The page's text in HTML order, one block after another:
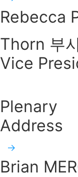
Rebecca
Thorn 부
Vice
Plenary
Address
Brian